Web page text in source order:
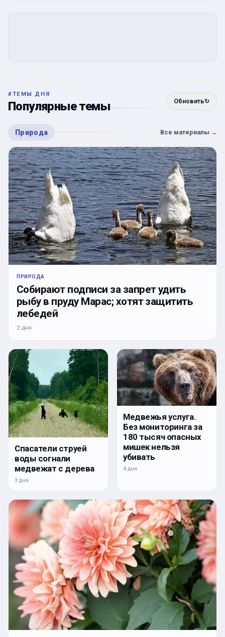
#ТЕМЫ ДНЯ
Популярные темы Обновить↻
Природа Все материалы →
ПРИРОДА
Собирают подписи за запрет удить
рыбу в пруду Марас; хотят защитить
лебедей
2 дня
Спасатели струей
воды согнали
медвежат с дерева
3 дня
Медвежья услуга.
Без мониторинга за
180 тысяч опасных
мишек нельзя
убивать
4 дня